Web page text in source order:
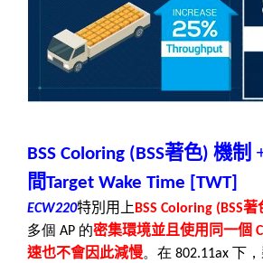
BSS Coloring (BSS著色) 機制
間Target Wake Time [TWT]
ECW220特別用上BSS Coloring (BSS著
多個 AP 的密集環境並且使用同一個
速也不會因此減慢。在 802.11ax 下